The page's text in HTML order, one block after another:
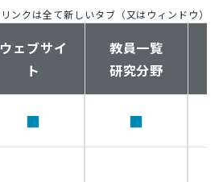
リンクは全て新しいタブ（又はウィンドウ）で
ウェブサイ
ト
教員一覧
研究分野
■ ■